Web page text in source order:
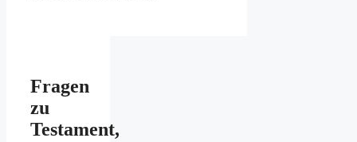
Fragen
zu
Testament,